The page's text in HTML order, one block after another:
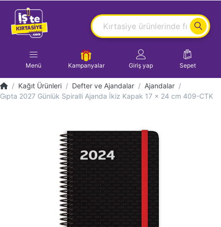
Menü Kampanyalar Giriş yap Sepet
Kağıt Ürünleri Defter ve Ajandalar
Ajandalar
Gıpta 2027 Günlük Spiralli Ajanda İkiz Kapak 17 x 24 cm 409-CTK